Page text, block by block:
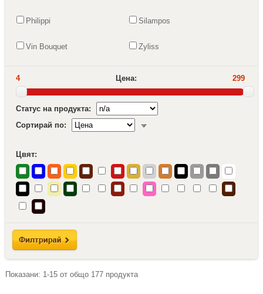
Philippi Silampos
Vin Bouquet Zyliss
4 Цена: 299
Статус на продукта:
Сортирай по:
Цвят:
Показани: 1-15от общо 177продукта